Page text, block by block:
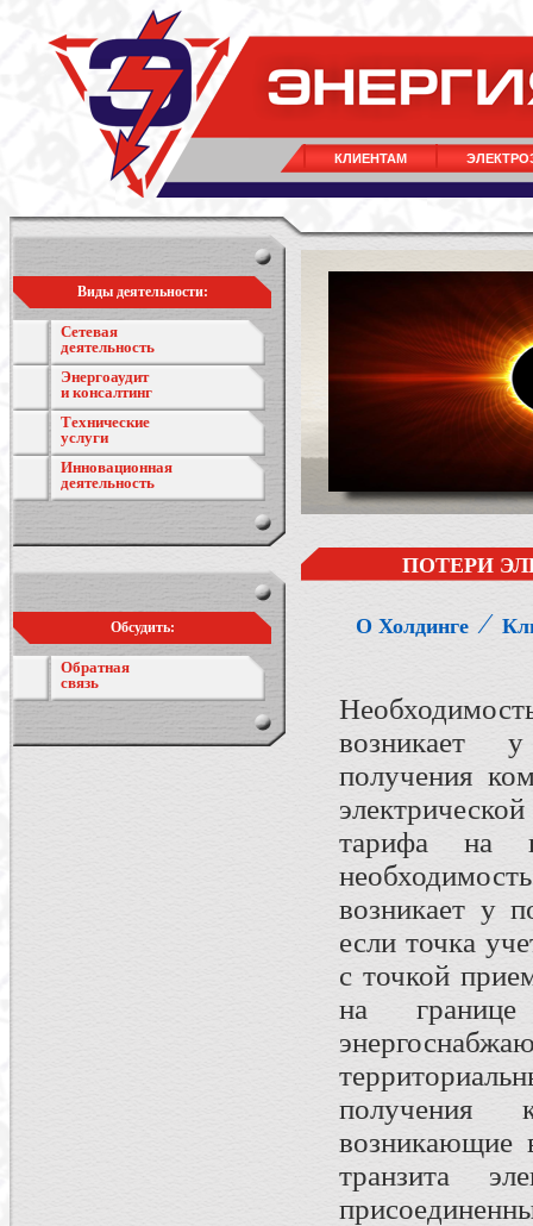
КЛИЕНТАМ
Виды деятельности:
Сетевая
деятельность
Энергоаудит
и консалтинг
Технические
услуги
Инновационная
деятельность
Обсудить:
Обратная
связь
ПОТЕРИ
О Холдинге ⁄
возникает
получения
тарифа на
возникает у
если точка
с точкой
на границе
получения
возникающие
транзита